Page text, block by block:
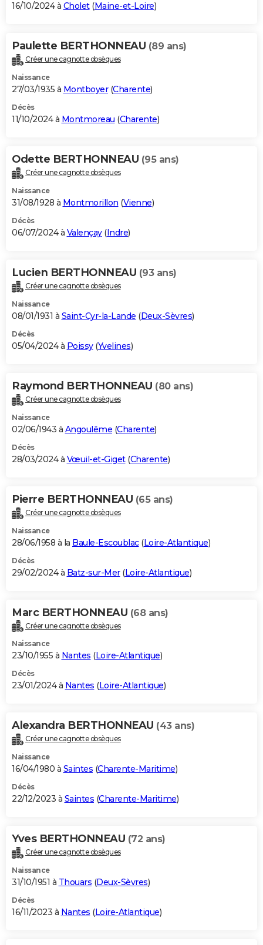
16/10/2024 à Cholet(Maine-et-Loire)
Paulette BERTHONNEAU (89 ans)
Créer une cagnotte obsèques
Naissance
27/03/1935 à Montboyer(Charente)
Décès
11/10/2024 à Montmoreau (Charente)
Odette BERTHONNEAU (95 ans)
Créer une cagnotte obsèques
Naissance
31/08/1928 à Montmorillon (Vienne)
Décès
06/07/2024 à Valençay(Indre)
Lucien BERTHONNEAU (93 ans)
Créer une cagnotte obsèques
Naissance
08/01/1931 à Saint-Cyr-la-Lande (Deux-Sèvres)
Décès
05/04/2024 à Poissy(Yvelines)
Raymond BERTHONNEAU (80 ans)
Créer une cagnotte obsèques
Naissance
02/06/1943 à Angoulême (Charente)
Décès
28/03/2024 à Vœuil-et-Giget(Charente)
Pierre BERTHONNEAU (65 ans)
Créer une cagnotte obsèques
Naissance
28/06/1958 à la Baule-Escoublac(Loire-Atlantique)
Décès
29/02/2024 à Batz-sur-Mer(Loire-Atlantique)
Marc BERTHONNEAU (68 ans)
Créer une cagnotte obsèques
Naissance
23/10/1955 à Nantes (Loire-Atlantique)
Décès
23/01/2024 à Nantes (Loire-Atlantique)
Alexandra BERTHONNEAU (43 ans)
Créer une cagnotte obsèques
Naissance
16/04/1980 à Saintes (Charente-Maritime)
Décès
22/12/2023 à Saintes (Charente-Maritime)
Yves BERTHONNEAU (72 ans)
Créer une cagnotte obsèques
Naissance
31/10/1951 à Thouars (Deux-Sèvres)
Décès
16/11/2023 à Nantes (Loire-Atlantique)